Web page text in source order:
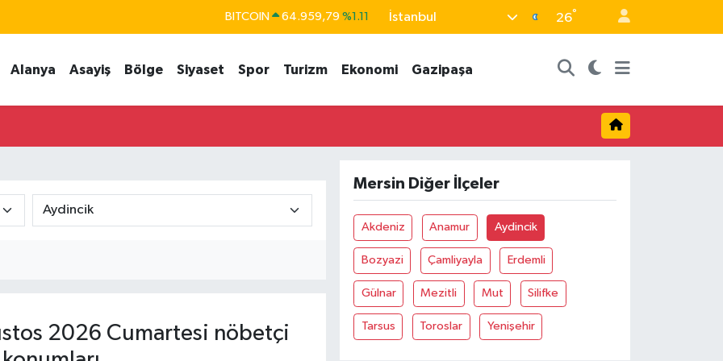
BITCOIN 64.959,79 %1.11
EURO 55,2510 %0.32
STERLİN 64,4811 %0.38
İstanbul 26°
Alanya Asayiş Bölge Siyaset Spor Turizm Ekonomi Gazipaşa
2026 Cumartesi nöbetçi
Mersin Diğer İlçeler
Akdeniz Anamur Aydincik
Bozyazi Çamliyayla Erdemli
Gülnar Mezitli Mut Silifke
Tarsus Toroslar Yenişehir